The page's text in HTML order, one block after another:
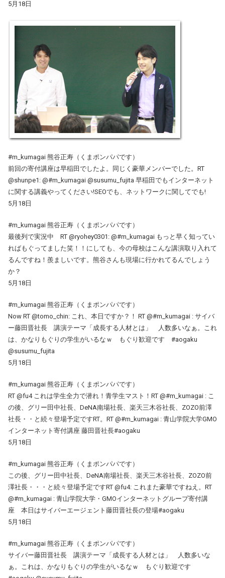
5月18日
#m_kumagai 熊谷正寿（くまポンパパです）
前回の寄付講座は早稲田でしたよ。同じく豪華メンバーでした。RT
@shunpe1: @#m_kumagai @susumu_fujita 早稲田でもインターネット
に関する講義やってください!SEOでも、ネットワークに関してでも!
5月18日
#m_kumagai 熊谷正寿（くまポンパパです）
最後列で実況中 RT @ryohey0301: @#m_kumagai もっと早く知ってい
ればもぐってました笑！！にしても、今の母校はこんな講演取り入れて
るんですね！羨ましいです。熊谷さんも現場に行かれてるんでしょう
か？
5月18日
#m_kumagai 熊谷正寿（くまポンパパです）
Now RT @tomo_chin: これ、本日ですか？！ RT @#m_kumagai : サイバ
ー藤田晋社長 講演テーマ「成長する人材とは」 人数多いなぁ。これ
は、かなりもぐりの学生がいるなｗ もぐり歓迎です #aogaku
@susumu_fujita
5月18日
#m_kumagai 熊谷正寿（くまポンパパです）
RT @fu4 これは学生全力で潜れ！青学生マスト！RT @#m_kumagai : こ
の後、グリー田中社長、DeNA南場社長、楽天三木谷社長、ZOZO前澤
社長・・と続々登場予定ですRT。RT @#m_kumagai : 青山学院大学GMO
インターネット寄付講座 藤田晋社長#aogaku
5月18日
#m_kumagai 熊谷正寿（くまポンパパです）
この後、グリー田中社長、DeNA南場社長、楽天三木谷社長、ZOZO前
澤社長・・・と続々登場予定ですRT @fu4: これまた豪華ですねえ。RT
@#m_kumagai : 青山学院大学・GMOインターネットグループ寄付講
座 本日はサイバーエージェント藤田晋社長の登場#aogaku
5月18日
#m_kumagai 熊谷正寿（くまポンパパです）
サイバー藤田晋社長 講演テーマ「成長する人材とは」 人数多いな
ぁ。これは、かなりもぐりの学生がいるなｗ もぐり歓迎です